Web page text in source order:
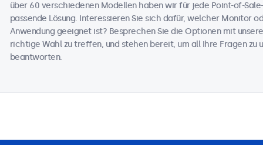
über 60 verschiedenen Modellen haben wir für jede Point-of-
passende Lösung. Interessieren Sie sich dafür, welcher Monitor
Anwendung geeignet ist? Besprechen Sie die Optionen mit
richtige Wahl zu treffen, und stehen bereit, um all Ihre Fragen zu
beantworten.